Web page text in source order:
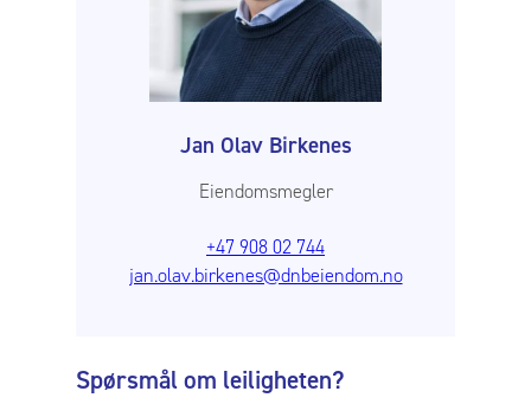
Jan Olav Birkenes
Eiendomsmegler
+47 908 02 744
jan.olav.birkenes@dnbeiendom.no
Spørsmål om leiligheten?